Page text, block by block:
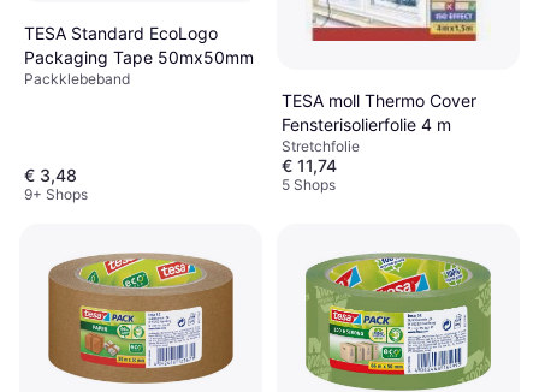
TESA Standard EcoLogo
Packaging Tape 50mx50mm
Packklebeband
€ 3,48
9+ Shops
TESA moll Thermo Cover
Fensterisolierfolie 4 m
Stretchfolie
€ 11,74
5 Shops